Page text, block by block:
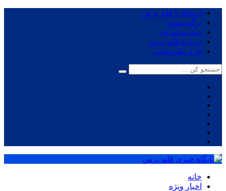
ارتباط با قلم پرس
برگه نمونه
چندرسانه ای
درباره قلم پرس
فرم نظرسنجی
خانه
اخبار ویژه